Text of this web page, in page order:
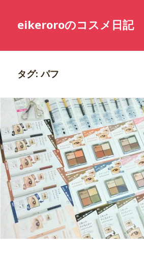
eikeroroのコスメ日記
タグ: パフ